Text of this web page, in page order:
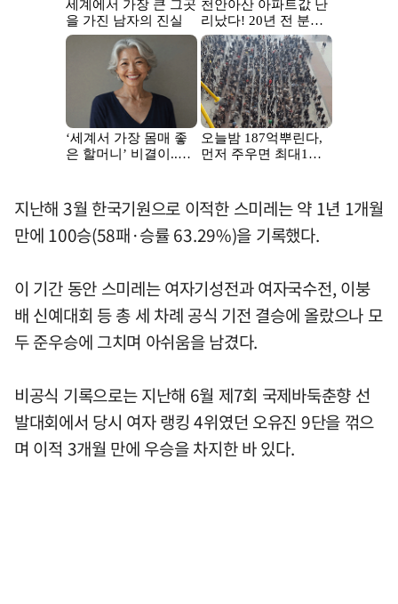
지난해 3월 한국기원으로 이적한 스미레는 약 1년 1개월
만에 100승(58패·승률 63.29%)을 기록했다.
이 기간 동안 스미레는 여자기성전과 여자국수전, 이붕
배 신예대회 등 총 세 차례 공식 기전 결승에 올랐으나 모
두 준우승에 그치며 아쉬움을 남겼다.
비공식 기록으로는 지난해 6월 제7회 국제바둑춘향 선
발대회에서 당시 여자 랭킹 4위였던 오유진 9단을 꺾으
며 이적 3개월 만에 우승을 차지한 바 있다.